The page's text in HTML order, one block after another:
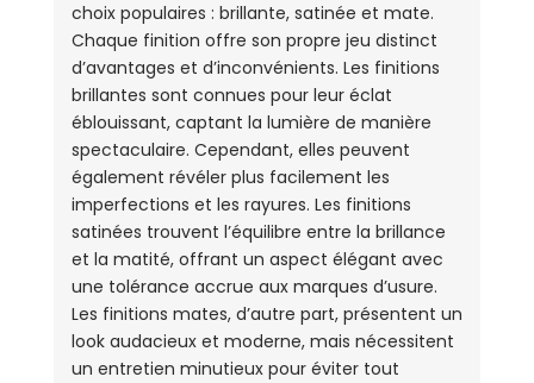
choix populaires : brillante, satinée et mate.
Chaque finition offre son propre jeu distinct
d’avantages et d’inconvénients. Les finitions
brillantes sont connues pour leur éclat
éblouissant, captant la lumière de manière
spectaculaire. Cependant, elles peuvent
également révéler plus facilement les
imperfections et les rayures. Les finitions
satinées trouvent l’équilibre entre la brillance
et la matité, offrant un aspect élégant avec
une tolérance accrue aux marques d’usure.
Les finitions mates, d’autre part, présentent un
look audacieux et moderne, mais nécessitent
un entretien minutieux pour éviter tout